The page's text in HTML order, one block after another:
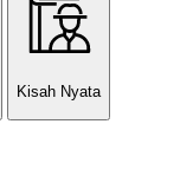
Kisah Nyata